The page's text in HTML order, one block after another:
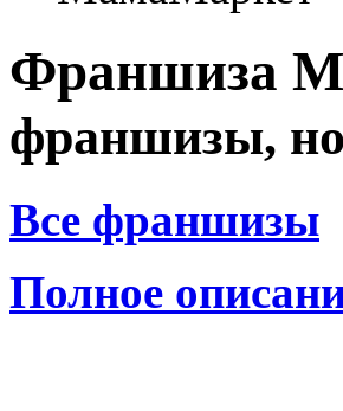
Франшиза
франшизы,
Все франшизы
Полное